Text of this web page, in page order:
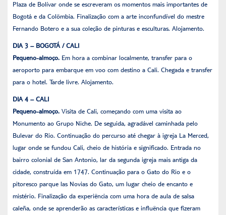
Plaza de Bolívar onde se escreveram os momentos mais importantes de
Bogotá e da Colômbia. Finalização com a arte inconfundível do mestre
Fernando Botero e a sua coleção de pinturas e esculturas. Alojamento.
DIA 3 – BOGOTÁ / CALI
Pequeno-almoço. Em hora a combinar localmente, transfer para o
aeroporto para embarque em voo com destino a Cali. Chegada e transfer
para o hotel. Tarde livre. Alojamento.
DIA 4 – CALI
Pequeno-almoço. Visita de Cali, começando com uma visita ao
Monumento ao Grupo Niche. De seguida, agradável caminhada pelo
Bulevar do Rio. Continuação do percurso até chegar à igreja La Merced,
lugar onde se fundou Cali, cheio de história e significado. Entrada no
bairro colonial de San Antonio, lar da segunda igreja mais antiga da
cidade, construída em 1747. Continuação para o Gato do Rio e o
pitoresco parque las Novias do Gato, um lugar cheio de encanto e
mistério. Finalização da experiência com uma hora de aula de salsa
caleña, onde se aprenderão as características e influência que fizeram